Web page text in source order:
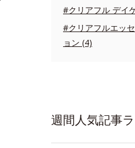
#クリアフル デイ
#クリアフルエッ
ョン (4)
週間人気記事